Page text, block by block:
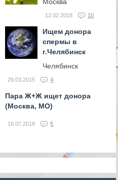
12.02.2018 10
Ищем донора
спермы в
г.Челябинск
Челябинск
29.03.2015 4
Пара Ж+Ж ищет донора
(Москва, МО)
16.07.2018 5